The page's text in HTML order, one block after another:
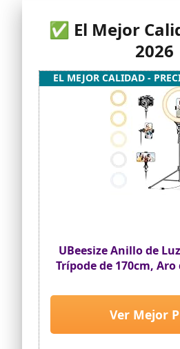
✅ El Mejor
2026
UBeesize Anillo de
Trípode de 170cm, Aro
Vivo en Youtube,
TikTok, Aro de Luz
Compatible con
Ver Mejor
EL MEJOR CALIDAD -